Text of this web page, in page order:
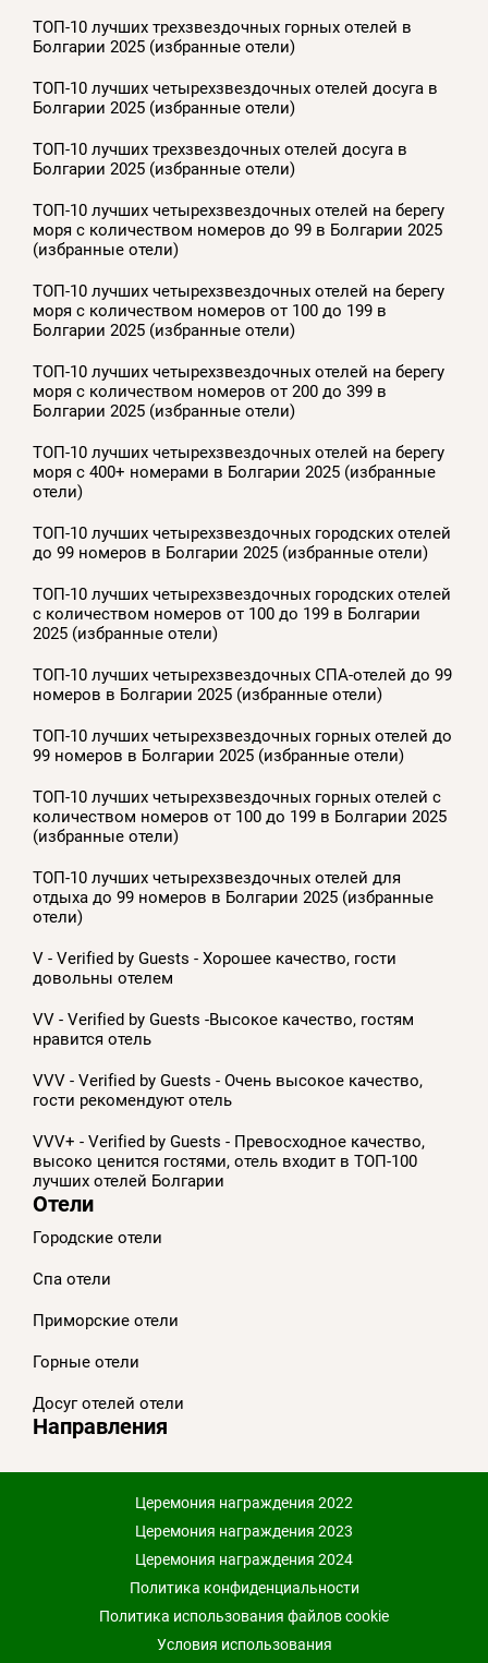
ТОП-10 лучших трехзвездочных горных отелей в
Болгарии 2025 (избранные отели)
ТОП-10 лучших четырехзвездочных отелей досуга в
Болгарии 2025 (избранные отели)
ТОП-10 лучших трехзвездочных отелей досуга в
Болгарии 2025 (избранные отели)
ТОП-10 лучших четырехзвездочных отелей на берегу
моря с количеством номеров до 99 в Болгарии 2025
(избранные отели)
ТОП-10 лучших четырехзвездочных отелей на берегу
моря с количеством номеров от 100 до 199 в
Болгарии 2025 (избранные отели)
ТОП-10 лучших четырехзвездочных отелей на берегу
моря с количеством номеров от 200 до 399 в
Болгарии 2025 (избранные отели)
ТОП-10 лучших четырехзвездочных отелей на берегу
моря с 400+ номерами в Болгарии 2025 (избранные
отели)
ТОП-10 лучших четырехзвездочных городских отелей
до 99 номеров в Болгарии 2025 (избранные отели)
ТОП-10 лучших четырехзвездочных городских отелей
с количеством номеров от 100 до 199 в Болгарии
2025 (избранные отели)
ТОП-10 лучших четырехзвездочных СПА-отелей до 99
номеров в Болгарии 2025 (избранные отели)
ТОП-10 лучших четырехзвездочных горных отелей до
99 номеров в Болгарии 2025 (избранные отели)
ТОП-10 лучших четырехзвездочных горных отелей с
количеством номеров от 100 до 199 в Болгарии 2025
(избранные отели)
ТОП-10 лучших четырехзвездочных отелей для
отдыха до 99 номеров в Болгарии 2025 (избранные
отели)
V - Verified by Guests - Хорошее качество, гости
довольны отелем
VV - Verified by Guests -Высокое качество, гостям
нравится отель
VVV - Verified by Guests - Очень высокое качество,
гости рекомендуют отель
VVV+ - Verified by Guests - Превосходное качество,
высоко ценится гостями, отель входит в ТОП-100
лучших отелей Болгарии
Отели
Городские отели
Спа отели
Приморскиe отели
Горные отели
Досуг отелей отели
Направления
Церемония награждения 2022
Церемония награждения 2023
Церемония награждения 2024
Политика конфиденциальности
Политика использования файлов cookie
Условия использования